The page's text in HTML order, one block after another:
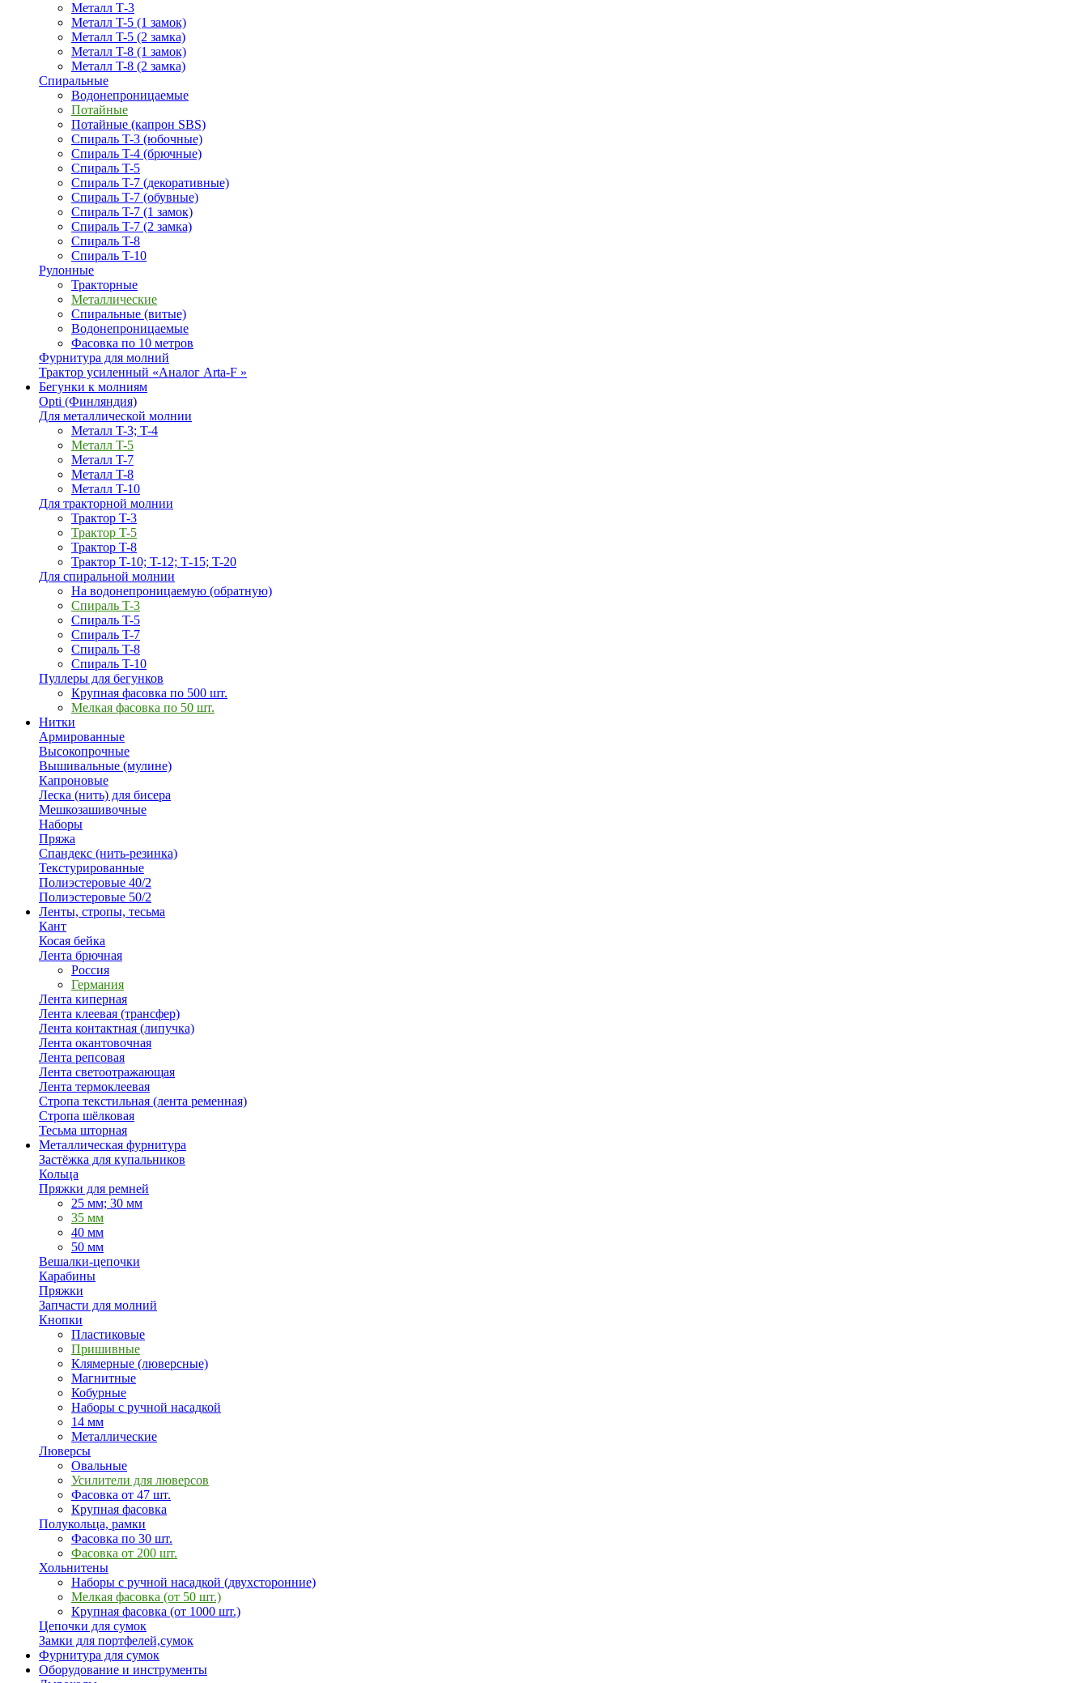
Металл Т-3
Металл T-5 (1 замок)
Металл T-5 (2 замка)
Металл T-8 (1 замок)
Металл T-8 (2 замка)
Спиральные
Водонепроницаемые
Потайные
Потайные (капрон SBS)
Спираль T-3 (юбочные)
Спираль T-4 (брючные)
Спираль T-5
Спираль T-7 (декоративные)
Спираль T-7 (обувные)
Спираль T-7 (1 замок)
Спираль T-7 (2 замка)
Спираль T-8
Спираль T-10
Рулонные
Тракторные
Металлические
Спиральные (витые)
Водонепроницаемые
Фасовка по 10 метров
Фурнитура для молний
Трактор усиленный «Аналог Arta-F »
Бегунки к молниям
Opti (Финляндия)
Для металлической молнии
Металл T-3; T-4
Металл T-5
Металл T-7
Металл T-8
Металл T-10
Для тракторной молнии
Трактор T-3
Трактор T-5
Трактор T-8
Трактор T-10; T-12; Т-15; T-20
Для спиральной молнии
На водонепроницаемую (обратную)
Спираль T-3
Спираль T-5
Спираль T-7
Спираль T-8
Спираль T-10
Пуллеры для бегунков
Крупная фасовка по 500 шт.
Мелкая фасовка по 50 шт.
Нитки
Армированные
Высокопрочные
Вышивальные (мулине)
Капроновые
Леска (нить) для бисера
Мешкозашивочные
Наборы
Пряжа
Спандекс (нить-резинка)
Текстурированные
Полиэстеровые 40/2
Полиэстеровые 50/2
Ленты, стропы, тесьма
Кант
Косая бейка
Лента брючная
Россия
Германия
Лента киперная
Лента клеевая (трансфер)
Лента контактная (липучка)
Лента окантовочная
Лента репсовая
Лента светоотражающая
Лента термоклеевая
Стропа текстильная (лента ременная)
Стропа шёлковая
Тесьма шторная
Металлическая фурнитура
Застёжка для купальников
Кольца
Пряжки для ремней
25 мм; 30 мм
35 мм
40 мм
50 мм
Вешалки-цепочки
Карабины
Пряжки
Запчасти для молний
Кнопки
Пластиковые
Пришивные
Клямерные (люверсные)
Магнитные
Кобурные
Наборы с ручной насадкой
14 мм
Металлические
Люверсы
Овальные
Усилители для люверсов
Фасовка от 47 шт.
Крупная фасовка
Полукольца, рамки
Фасовка по 30 шт.
Фасовка от 200 шт.
Хольнитены
Наборы с ручной насадкой (двухсторонние)
Мелкая фасовка (от 50 шт.)
Крупная фасовка (от 1000 шт.)
Цепочки для сумок
Замки для портфелей,сумок
Фурнитура для сумок
Оборудование и инструменты